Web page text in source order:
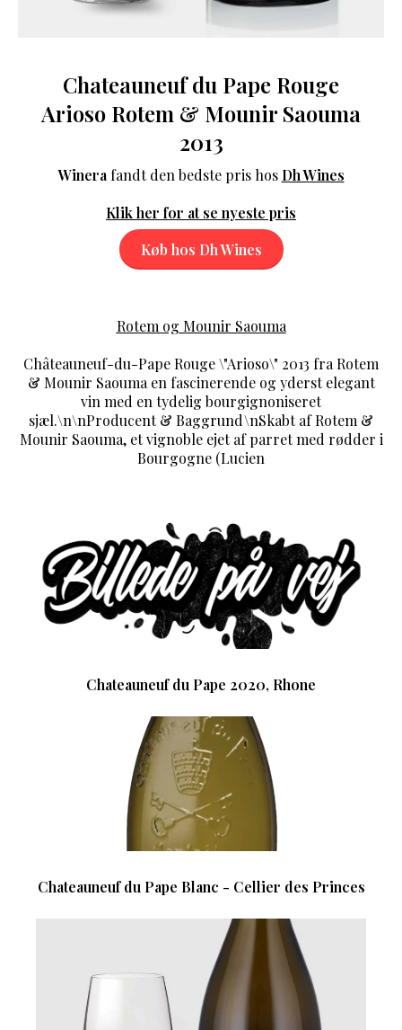
Chateauneuf du Pape Rouge
Arioso Rotem & Mounir Saouma
2013
Winerafandt den bedste pris hos Dh Wines
Klik her for at se nyeste pris
Køb hos Dh Wines
Rotem og Mounir Saouma
Châteauneuf-du-Pape Rouge \"Arioso\" 2013 fra Rotem
& Mounir Saouma en fascinerende og yderst elegant
vin med en tydelig bourgignoniseret
sjæl.\n\nProducent & Baggrund\nSkabt af Rotem &
Mounir Saouma, et vignoble ejet af parret med rødder i
Bourgogne (Lucien
Chateauneuf du Pape 2020, Rhone
Chateauneuf du Pape Blanc - Cellier des Princes